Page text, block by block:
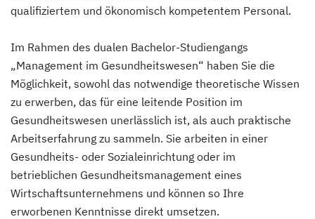
qualifiziertem und ökonomisch kompetentem Personal.
Im Rahmen des dualen Bachelor-Studiengangs
„Management im Gesundheitswesen“ haben Sie die
Möglichkeit, sowohl das notwendige theoretische Wissen
zu erwerben, das für eine leitende Position im
Gesundheitswesen unerlässlich ist, als auch praktische
Arbeitserfahrung zu sammeln. Sie arbeiten in einer
Gesundheits- oder Sozialeinrichtung oder im
betrieblichen Gesundheitsmanagement eines
Wirtschaftsunternehmens und können so Ihre
erworbenen Kenntnisse direkt umsetzen.